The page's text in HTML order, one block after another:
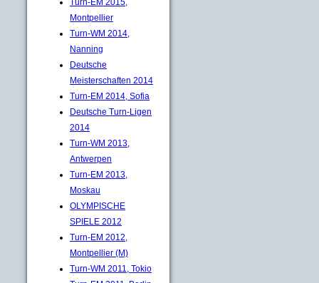
Turn-EM 2015,
Montpellier
Turn-WM 2014,
Nanning
Deutsche
Meisterschaften 2014
Turn-EM 2014, Sofia
Deutsche Turn-Ligen
2014
Turn-WM 2013,
Antwerpen
Turn-EM 2013,
Moskau
OLYMPISCHE
SPIELE 2012
Turn-EM 2012,
Montpellier (M)
Turn-WM 2011, Tokio